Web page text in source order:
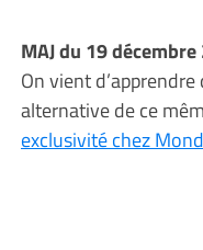
MAJ du 19
On vient
alternative de ce
exclusivité chez